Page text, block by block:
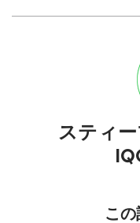
スティ
こ